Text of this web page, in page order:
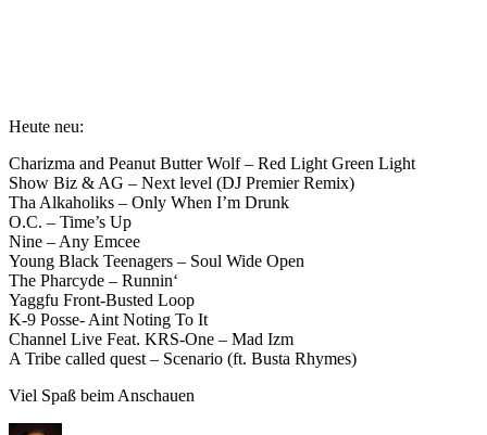
Heute neu:
Charizma and Peanut Butter Wolf – Red Light Green Light
Show Biz & AG – Next level (DJ Premier Remix)
Tha Alkaholiks – Only When I’m Drunk
O.C. – Time’s Up
Nine – Any Emcee
Young Black Teenagers – Soul Wide Open
The Pharcyde – Runnin‘
Yaggfu Front-Busted Loop
K-9 Posse- Aint Noting To It
Channel Live Feat. KRS-One – Mad Izm
A Tribe called quest – Scenario (ft. Busta Rhymes)
Viel Spaß beim Anschauen